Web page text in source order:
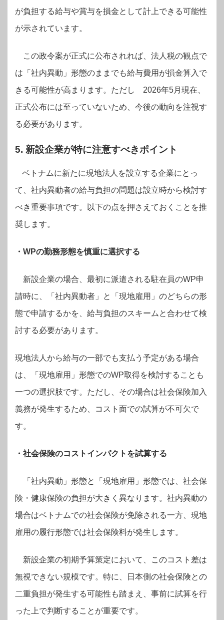
が負担する給与や賞与を損金として計上できる可能性
が示されています。
この政令案が正式に公布されれば、法人税の観点で
は「社内異動」形態のままでも給与費用が損金算入で
きる可能性が高まります。ただし 2026年5月現在、
正式公布には至っていないため、今後の動向を注視す
る必要があります。
5. 新設企業が特に注意すべきポイント
ベトナムに新たに現地法人を設立する企業にとっ
て、社内異動者の給与負担の問題は設立時から検討す
べき重要事項です。以下の点を押さえておくことを推
奨します。
・WPの勤務形態を慎重に選択する
新設企業の場合、最初に派遣される駐在員のWP申
請時に、「社内異動者」と「現地雇用」のどちらの形
態で申請するかを、給与負担のスキームと合わせて検
討する必要があります。
現地法人から給与の一部でも支払う予定がある場合
は、「現地雇用」形態でのWP取得を検討することも
一つの選択肢です。ただし、その場合は社会保険加入
義務が発生するため、コスト面での試算が不可欠で
す。
・社会保険のコストインパクトを試算する
「社内異動」形態と「現地雇用」形態では、社会保
険・健康保険の負担が大きく異なります。社内異動の
場合はベトナムでの社会保険が免除される一方、現地
雇用の履行形態では社会保険料が発生します。
新設企業の初期予算策定において、このコスト差は
無視できない規模です。特に、日本側の社会保険との
二重負担が発生する可能性も踏まえ、事前に試算を行
った上で判断することが重要です。